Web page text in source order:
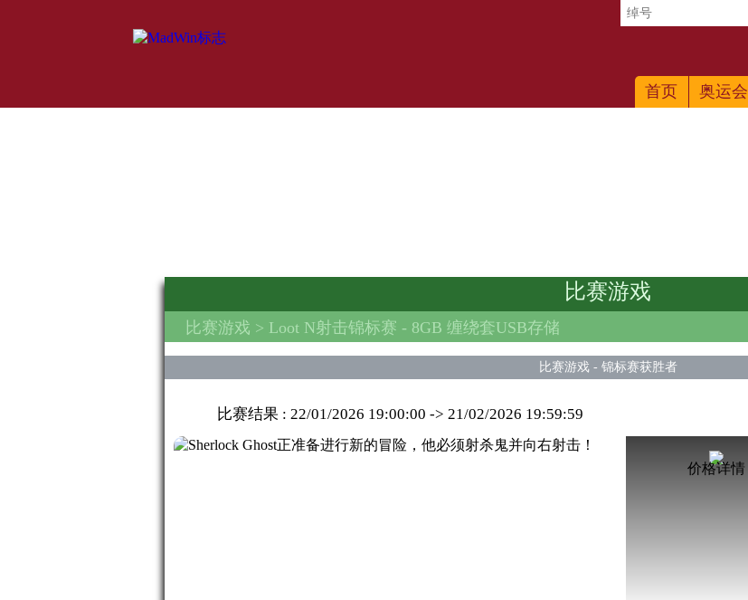
首页 奥运会
比赛游戏
比赛游戏 > Loot N射击锦标赛 - 8GB 缠绕套USB存储
比赛游戏- 锦标赛获胜者
比赛结果 :22/01/2026 19:00:00 ->21/02/2026 19:59:59
价格详情